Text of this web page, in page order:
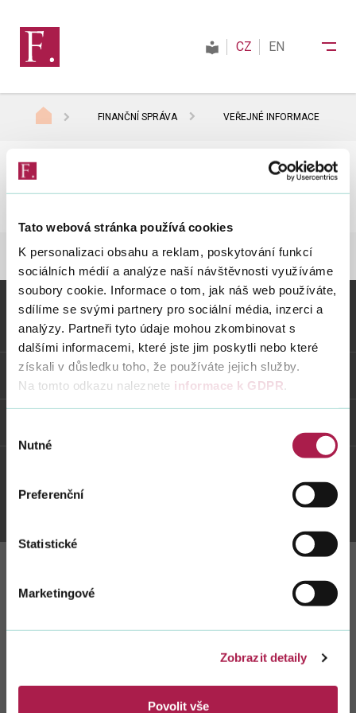
Tato webová stránka používá cookies
K personalizaci obsahu a reklam, poskytování funkcí
sociálních médií a analýze naší návštěvnosti využíváme
soubory cookie. Informace o tom, jak náš web používáte,
sdílíme se svými partnery pro sociální média, inzerci a
analýzy. Partneři tyto údaje mohou zkombinovat s
dalšími informacemi, které jste jim poskytli nebo které
získali v důsledku toho, že používáte jejich služby.
Na tomto odkazu naleznete informace k GDPR.
souhlasu
Nutné
Preferenční
Statistické
Marketingové
Zobrazit detaily
Povolit vše
Daně
Mezinárodní spolupráce
Kontakty
Vyhledat na webu
CZ EN
FINANČNÍ SPRÁVA VEŘEJNÉ INFORMACE
Veřejné informace
FINANČNÍ SPRÁVA VEŘEJNÉ INFORMACE
Vybrané informace
Odkazy
Twitter Instagram
Zůstaňte s námi
v kontaktu
Zasílat novinky z kalendáře